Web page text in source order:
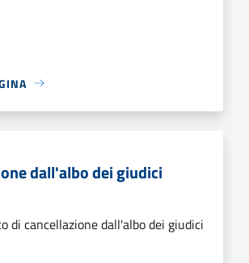
dall'albo dei giudici
di cancellazione dall'albo dei giudici